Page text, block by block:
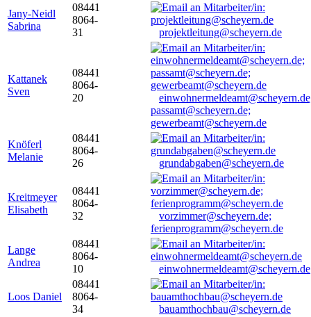
Jany-Neidl
Sabrina
08441
8064-
31
projektleitung@scheyern.de
Kattanek
Sven
08441
8064-
20
passamt@scheyern.de;
gewerbeamt@scheyern.de
Knöferl
Melanie
08441
8064-
26
grundabgaben@scheyern.de
Kreitmeyer
Elisabeth
08441
8064-
32
vorzimmer@scheyern.de;
ferienprogramm@scheyern.de
Lange
Andrea
08441
8064-
10
einwohnermeldeamt@scheyern.de
Loos Daniel
08441
8064-
34
bauamthochbau@scheyern.de